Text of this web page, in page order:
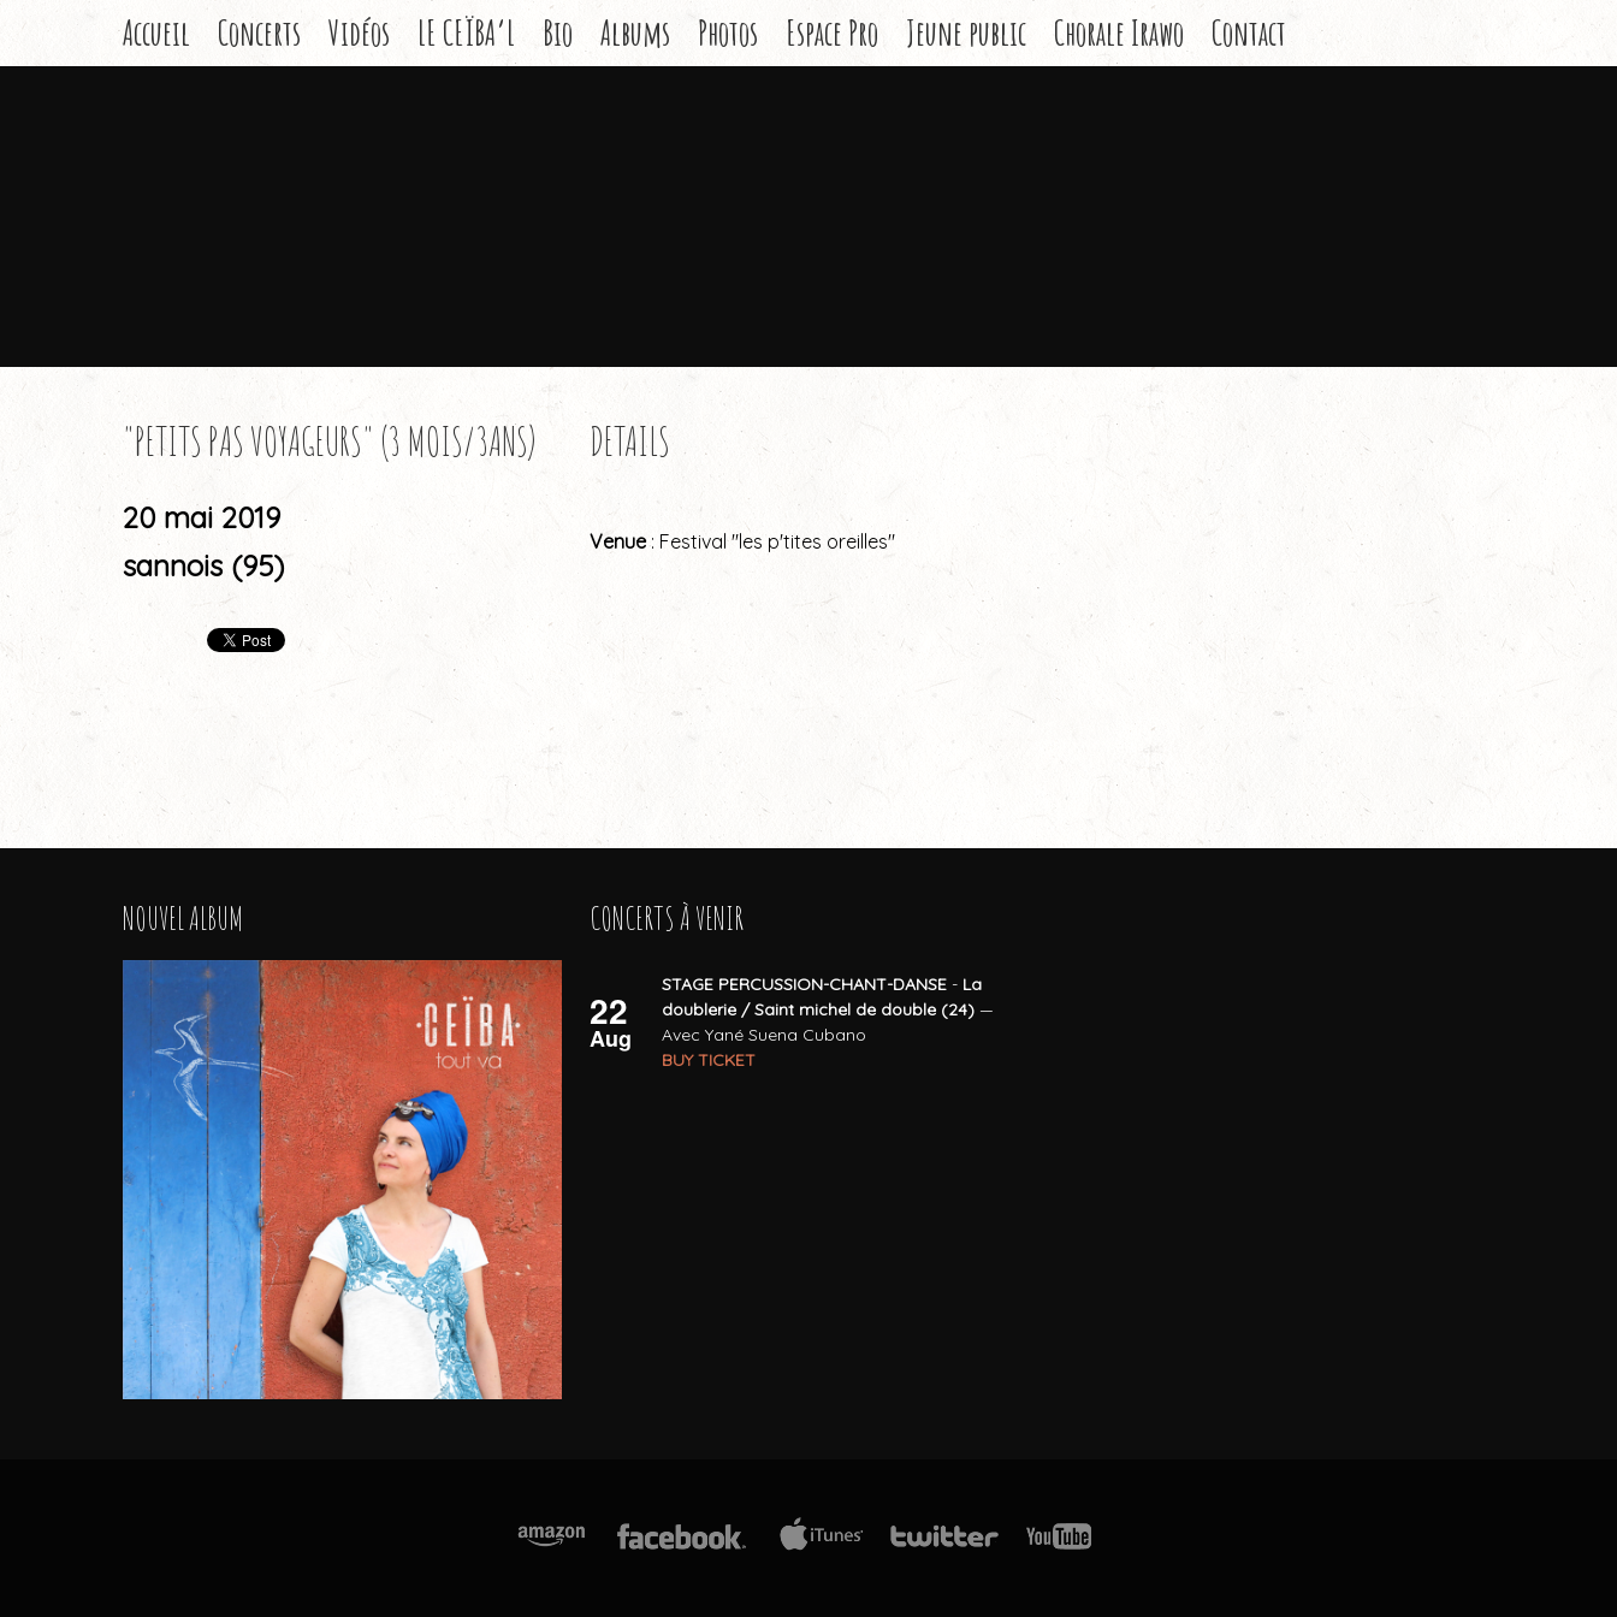
Accueil Concerts Vidéos LE CEÏBA’L Bio Albums Photos Espace Pro Jeune public Chorale Irawo Contact
"PETITS PAS VOYAGEURS" (3 MOIS/3ANS)
20 mai 2019
sannois (95)
DETAILS
Venue: Festival "les p'tites oreilles"
NOUVEL ALBUM CONCERTS À VENIR
22
Aug
STAGE PERCUSSION-CHANT-DANSE- La
doublerie / Saint michel de double (24)—
Avec Yané Suena Cubano
BUY TICKET